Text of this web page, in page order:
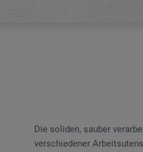
Die soliden, sauber
verschiedener